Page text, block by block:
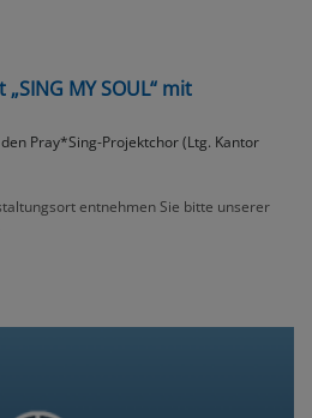
MY SOUL“ mit
Pray*Sing-Projektchor (Ltg. Kantor
entnehmen Sie bitte unserer